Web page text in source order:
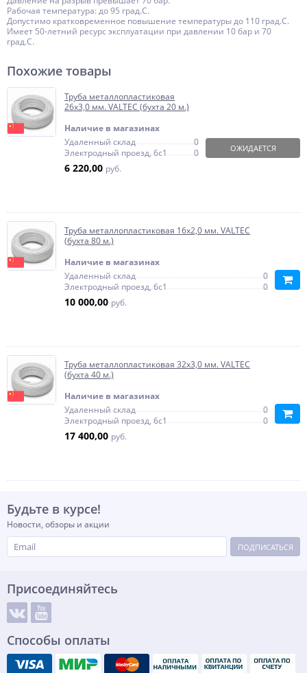
Рабочая температура: до 95 град.C.
Допустимо кратковременное повышение температуры до 110 град.C.
Имеет 50-летний ресурс эксплуатации при давлении 10 бар и 70
град.C.
Похожие товары
Труба металлопластиковая
26х3,0 мм. VALTEC (бухта 20 м.)
Наличие в магазинах
Удаленный склад
0
Электродный проезд, 6с1
0
6 220,00 руб.
ОЖИДАЕТСЯ
Труба металлопластиковая 16х2,0 мм. VALTEC
(бухта 80 м.)
Наличие в магазинах
Удаленный склад
0
Электродный проезд, 6с1
0
10 000,00 руб.
Труба металлопластиковая 32х3,0 мм. VALTEC
(бухта 40 м.)
Наличие в магазинах
Удаленный склад
0
Электродный проезд, 6с1
0
17 400,00 руб.
Будьте в курсе!
Новости, обзоры и акции
ПОДПИСАТЬСЯ
Присоединяйтесь
Способы оплаты